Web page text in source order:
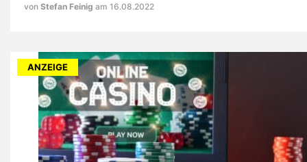
von Stefan Feinig am 16.08.2022
ANZEIGE